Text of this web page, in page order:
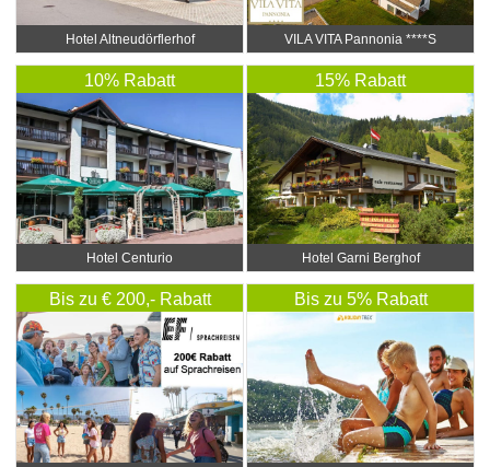
Hotel Altneudörflerhof VILA VITA Pannonia ****S
10% Rabatt
Hotel Centurio
15% Rabatt
Hotel Garni Berghof
Bis zu € 200,- Rabatt Bis zu 5% Rabatt